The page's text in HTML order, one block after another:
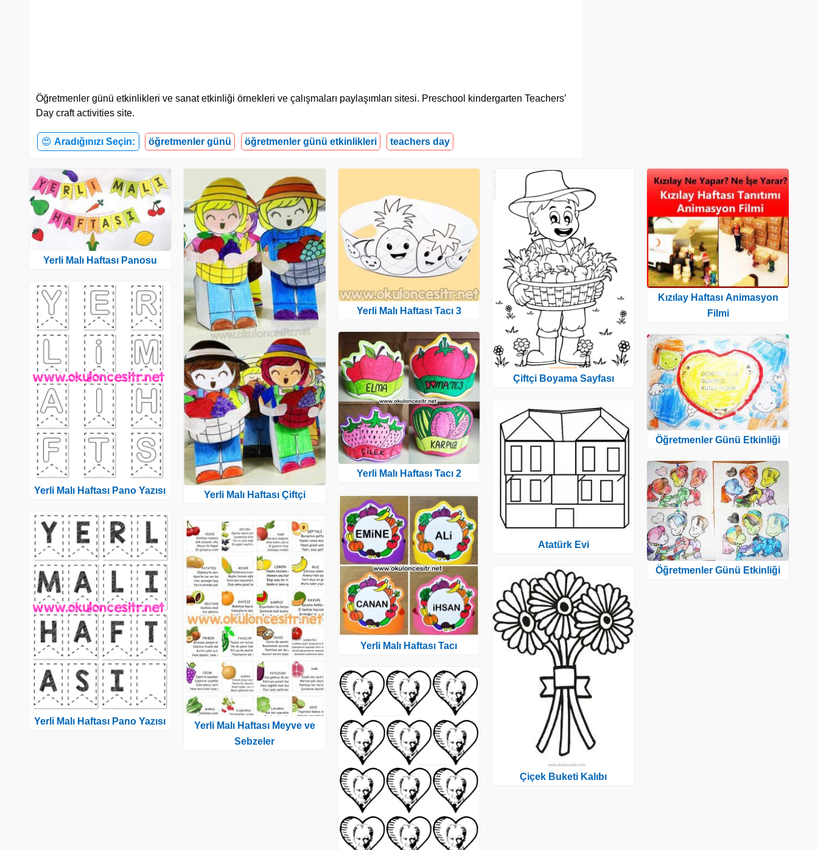
Öğretmenler günü etkinlikleri ve sanat etkinliği örnekleri ve çalışmaları paylaşımları sitesi. Preschool kindergarten Teachers’
Day craft activities site.
😍 Aradığınızı Seçin: öğretmenler günü öğretmenler günü etkinlikleri teachers day
Yerli Malı Haftası Panosu
Yerli Malı Haftası Pano Yazısı
Yerli Malı Haftası Pano Yazısı
Yerli Malı Haftası Çiftçi
Yerli Malı Haftası Meyve ve
Sebzeler
Yerli Malı Haftası Tacı 3
Yerli Malı Haftası Tacı 2
Yerli Malı Haftası Tacı
Çiftçi Boyama Sayfası
Atatürk Evi
Çiçek Buketi Kalıbı
Kızılay Haftası Animasyon
Filmi
Öğretmenler Günü Etkinliği
Öğretmenler Günü Etkinliği